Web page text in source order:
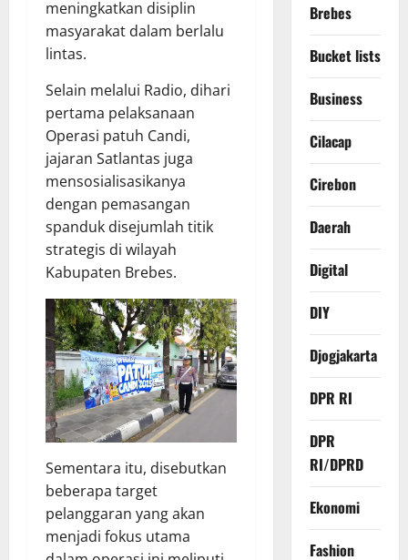
meningkatkan disiplin
masyarakat dalam berlalu
lintas.
Selain melalui Radio, dihari
pertama pelaksanaan
Operasi patuh Candi,
jajaran Satlantas juga
mensosialisasikanya
dengan pemasangan
spanduk disejumlah titik
strategis di wilayah
Kabupaten Brebes.
Sementara itu, disebutkan
beberapa target
pelanggaran yang akan
menjadi fokus utama
Brebes
Bucket lists
Business
Cilacap
Cirebon
Daerah
Digital
DIY
Djogjakarta
DPR RI
DPR
RI/DPRD
Ekonomi
Fashion